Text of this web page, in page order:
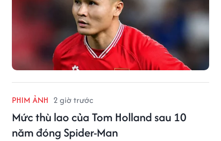
PHIM ẢNH 2 giờ trước
Mức thù lao của Tom Holland sau 10
năm đóng Spider-Man